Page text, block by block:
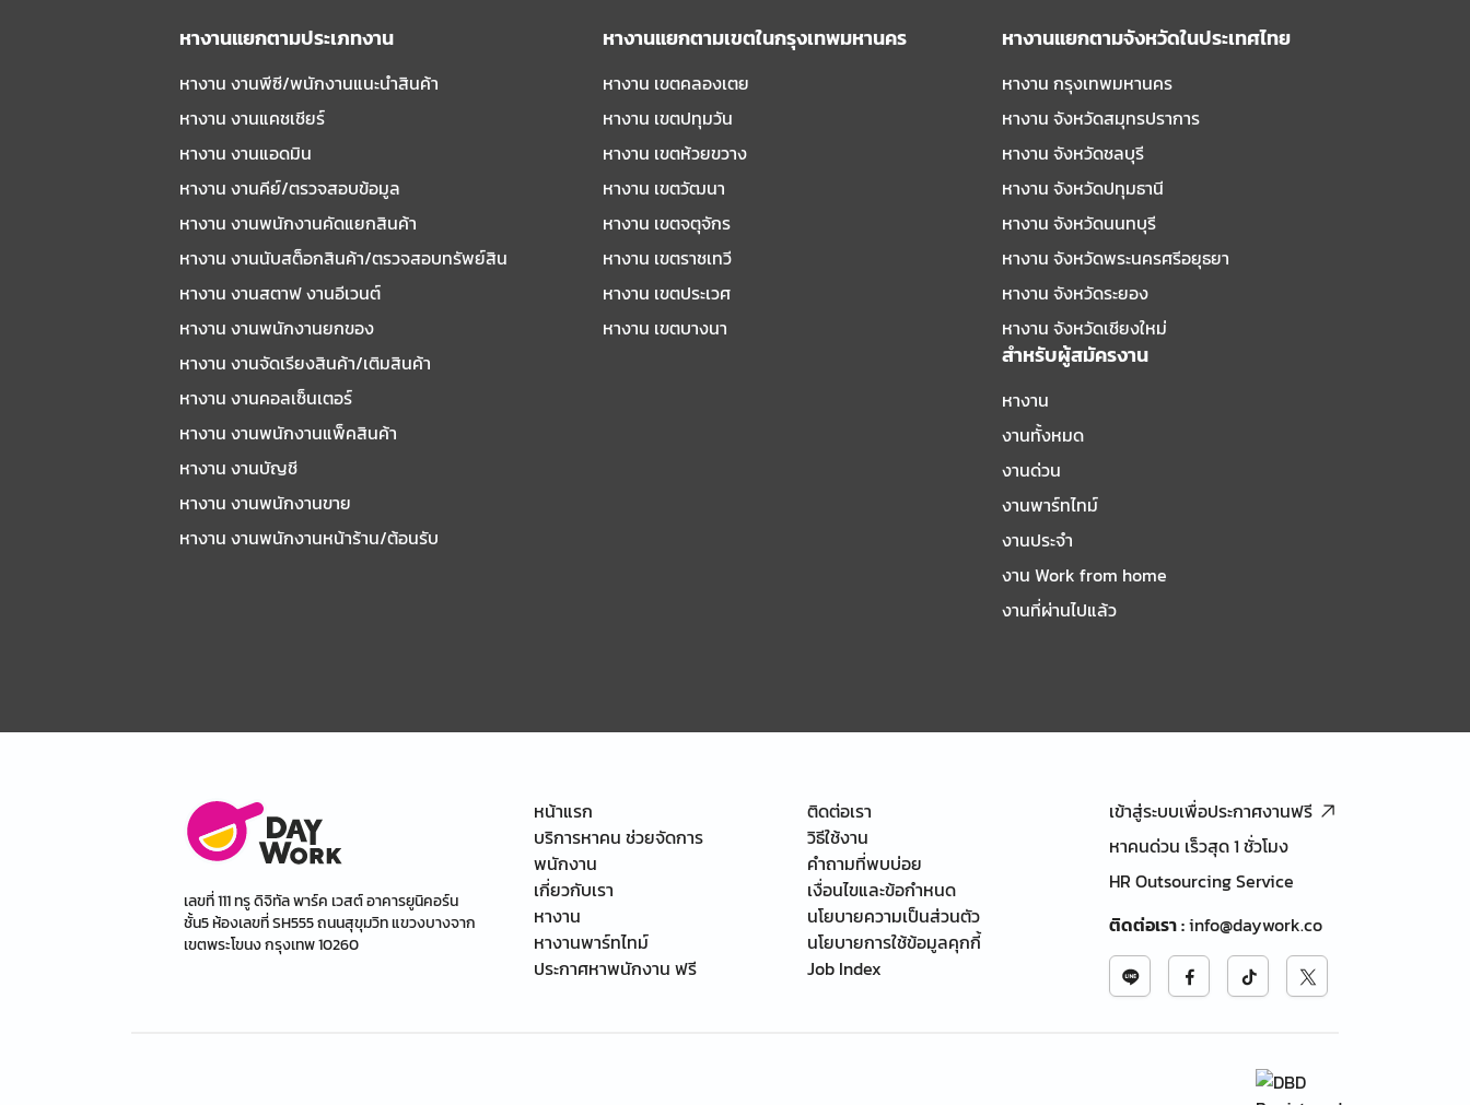
หางานแยกตามประเภทงาน
หางาน งานพีซี/พนักงานแนะนําสินค้า
หางาน งานแคชเชียร์
หางาน งานแอดมิน
หางาน งานคีย์/ตรวจสอบข้อมูล
หางาน งานพนักงานคัดแยกสินค้า
หางาน งานนับสต็อกสินค้า/ตรวจสอบทรัพย์สิน
หางาน งานสตาฟ งานอีเวนต์
หางาน งานพนักงานยกของ
หางาน งานจัดเรียงสินค้า/เติมสินค้า
หางาน งานคอลเซ็นเตอร์
หางาน งานพนักงานแพ็คสินค้า
หางาน งานบัญชี
หางาน งานพนักงานขาย
หางาน งานพนักงานหน้าร้าน/ต้อนรับ
หางานแยกตามเขตในกรุงเทพมหานคร
หางาน เขตคลองเตย
หางาน เขตปทุมวัน
หางาน เขตห้วยขวาง
หางาน เขตวัฒนา
หางาน เขตจตุจักร
หางาน เขตราชเทวี
หางาน เขตประเวศ
หางาน เขตบางนา
หางานแยกตามจังหวัดในประเทศไทย
หางาน กรุงเทพมหานคร
หางาน จังหวัดสมุทรปราการ
หางาน จังหวัดชลบุรี
หางาน จังหวัดปทุมธานี
หางาน จังหวัดนนทบุรี
หางาน จังหวัดพระนครศรีอยุธยา
หางาน จังหวัดระยอง
หางาน จังหวัดเชียงใหม่
สำหรับผู้สมัครงาน
หางาน
งานทั้งหมด
งานด่วน
งานพาร์ทไทม์
งานประจำ
งาน Work from home
งานที่ผ่านไปแล้ว
เลขที่ 111 ทรู ดิจิทัล พาร์ค เวสต์ อาคารยูนิคอร์น
ชั้น5 ห้องเลขที่ SH555 ถนนสุขุมวิท แขวงบางจาก
เขตพระโขนง กรุงเทพ 10260
หน้าแรก
บริการหาคน ช่วยจัดการ
พนักงาน
เกี่ยวกับเรา
หางาน
หางานพาร์ทไทม์
ประกาศหาพนักงาน ฟรี
ติดต่อเรา
วิธีใช้งาน
คำถามที่พบบ่อย
เงื่อนไขและข้อกำหนด
นโยบายความเป็นส่วนตัว
นโยบายการใช้ข้อมูลคุกกี้
Job Index
เข้าสู่ระบบเพื่อประกาศงานฟรี
หาคนด่วน เร็วสุด 1 ชั่วโมง
HR Outsourcing Service
ติดต่อเรา:info@daywork.co